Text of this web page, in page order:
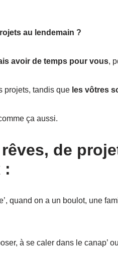
au lendemain ?
avoir de temps pour vous,
projets, tandis que les vôtres
ça aussi.
de
:
quand on a un boulot, une
à se caler dans le canap’